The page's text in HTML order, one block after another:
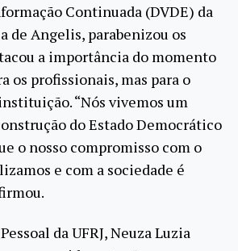
Continuada (DVDE) da
de Angelis, parabenizou os
a importância do momento
os profissionais, mas para o
“Nós vivemos um
do Estado Democrático
o nosso compromisso com o
e com a sociedade é
da UFRJ, Neuza Luzia